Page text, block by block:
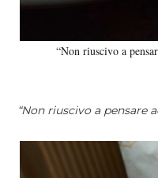
“Non riuscivo a
“Non riuscivo a pensare